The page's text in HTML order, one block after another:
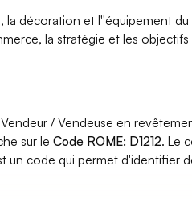
décoration et l''équipement
la stratégie et les
/ Vendeuse en
sur leCode ROME: D1212. Le
un code qui permet d'identifier